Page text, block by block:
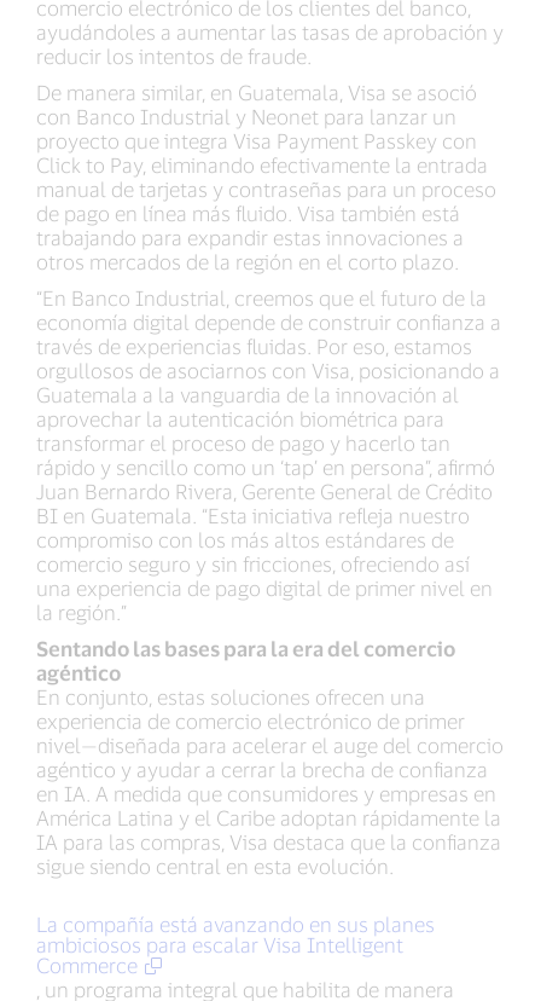
comercio electrónico de los clientes del banco,
ayudándoles a aumentar las tasas de aprobación y
reducir los intentos de fraude.
De manera similar, en Guatemala, Visa se asoció
con Banco Industrial y Neonet para lanzar un
proyecto que integra Visa Payment Passkey con
Click to Pay, eliminando efectivamente la entrada
manual de tarjetas y contraseñas para un proceso
de pago en línea más fluido. Visa también está
trabajando para expandir estas innovaciones a
otros mercados de la región en el corto plazo.
“En Banco Industrial, creemos que el futuro de la
economía digital depende de construir confianza a
través de experiencias fluidas. Por eso, estamos
orgullosos de asociarnos con Visa, posicionando a
Guatemala a la vanguardia de la innovación al
aprovechar la autenticación biométrica para
transformar el proceso de pago y hacerlo tan
rápido y sencillo como un ‘tap’ en persona”, afirmó
Juan Bernardo Rivera, Gerente General de Crédito
BI en Guatemala. “Esta iniciativa refleja nuestro
compromiso con los más altos estándares de
comercio seguro y sin fricciones, ofreciendo así
una experiencia de pago digital de primer nivel en
la región.”
Sentando las bases para la era del comercio
agéntico
En conjunto, estas soluciones ofrecen una
experiencia de comercio electrónico de primer
nivel—diseñada para acelerar el auge del comercio
agéntico y ayudar a cerrar la brecha de confianza
en IA. A medida que consumidores y empresas en
América Latina y el Caribe adoptan rápidamente la
IA para las compras, Visa destaca que la confianza
sigue siendo central en esta evolución.
La compañía está avanzando en sus planes
ambiciosos para escalar Visa Intelligent
Commerce
, un programa integral que habilita de manera